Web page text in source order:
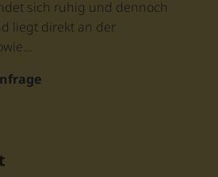
sich ruhig und dennoch
liegt direkt an der